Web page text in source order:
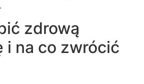
zdrową
i na co zwrócić